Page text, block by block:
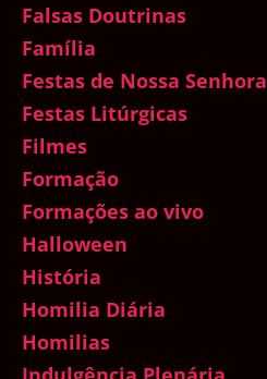
Falsas Doutrinas
Família
Festas de Nossa Senhora
Festas Litúrgicas
Filmes
Formação
Formações ao vivo
Halloween
História
Homilia Diária
Homilias